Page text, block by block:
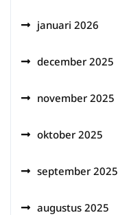
januari 2026
december 2025
november 2025
oktober 2025
september 2025
augustus 2025